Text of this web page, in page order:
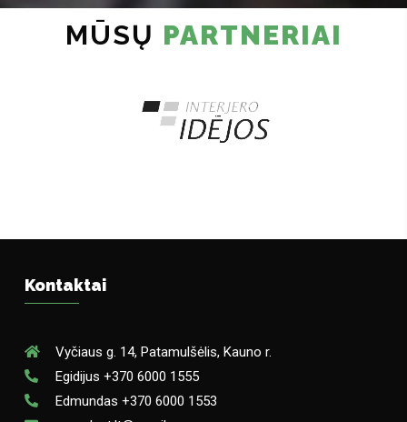
*
MŪSŲ PARTNERIAI
Kontaktai
Vyčiaus g. 14, Patamulšėlis, Kauno r.
Egidijus +370 6000 1555
Edmundas +370 6000 1553